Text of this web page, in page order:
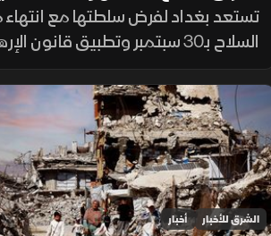
تستعد بغداد لفرض سلطتها مع
السلاح بـ30 سبتمبر وتطبيق قانون
المخالفين، وسط تجاوب فصائل
مقابل رفض أخرى كـ"كتائب حزب الله"
الملف بالصراع الإقليمي.
الشرق للأخبار أخبار